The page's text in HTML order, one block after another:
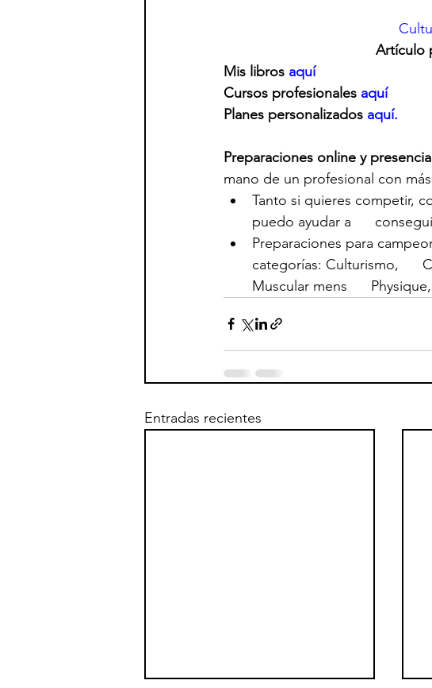
Artículo
Mis libros aquí
Cursos profesionales aquí
Planes personalizados aquí.
Preparaciones online y
mano de un profesional con
Tanto si quieres competir,
puedo ayudar a
Preparaciones para
categorías: Culturismo,
Muscular mens
Entradas recientes